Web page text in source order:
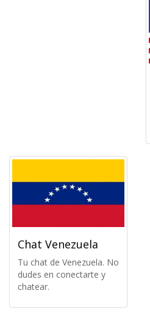
Chat Venezuela
Tu chat de Venezuela. No
dudes en conectarte y
chatear.